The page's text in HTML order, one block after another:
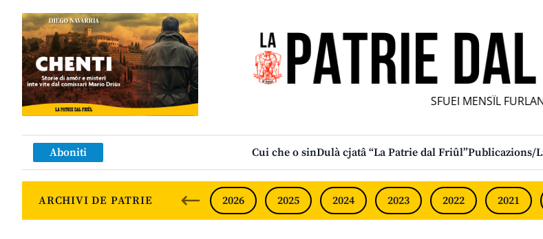
SFUEI MENSÎL FURLAN
Aboniti Cui che o sinDulà cjatâ “La Patrie dal Friûl”Publicazions/
ARCHIVI DE PATRIE 2026 2025 2024 2023 2022 2021